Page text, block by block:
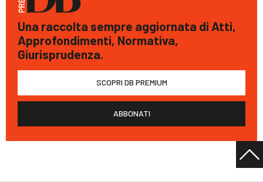
Una raccolta sempre aggiornata di Atti,
Approfondimenti, Normativa,
Giurisprudenza.
SCOPRI DB PREMIUM
ABBONATI